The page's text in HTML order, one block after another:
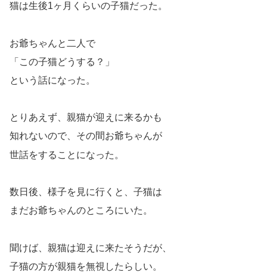
猫は生後1ヶ月くらいの子猫だった。
お爺ちゃんと二人で
「この子猫どうする？」
という話になった。
とりあえず、親猫が迎えに来るかも
知れないので、その間お爺ちゃんが
世話をすることになった。
数日後、様子を見に行くと、子猫は
まだお爺ちゃんのところにいた。
聞けば、親猫は迎えに来たそうだが、
子猫の方が親猫を無視したらしい。